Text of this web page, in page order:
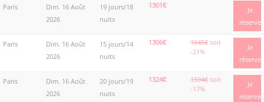
Paris
Dim. 16 Août
2026
19 jours/18
nuits
1301€
Je
réserve
Paris
Dim. 16 Août
2026
15 jours/14
nuits
1306€ 1645€ soit
-21%
Je
réserve
Paris
Dim. 16 Août
2026
20 jours/19
nuits
1324€ 1594€ soit
-17%
Je
réserve